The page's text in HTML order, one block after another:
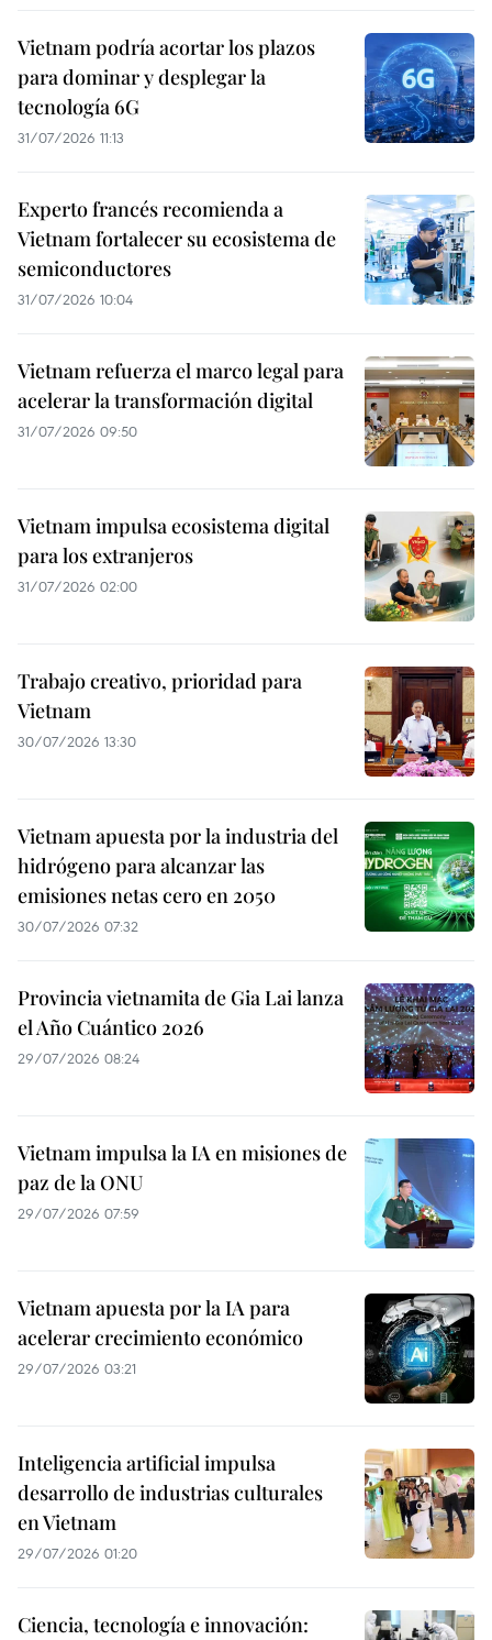
Vietnam podría acortar los plazos
para dominar y desplegar la
tecnología 6G
31/07/2026 11:13
Experto francés recomienda a
Vietnam fortalecer su ecosistema de
semiconductores
31/07/2026 10:04
Vietnam refuerza el marco legal para
acelerar la transformación digital
31/07/2026 09:50
Vietnam impulsa ecosistema digital
para los extranjeros
31/07/2026 02:00
Trabajo creativo, prioridad para
Vietnam
30/07/2026 13:30
Vietnam apuesta por la industria del
hidrógeno para alcanzar las
emisiones netas cero en 2050
30/07/2026 07:32
Provincia vietnamita de Gia Lai lanza
el Año Cuántico 2026
29/07/2026 08:24
Vietnam impulsa la IA en misiones de
paz de la ONU
29/07/2026 07:59
Vietnam apuesta por la IA para
acelerar crecimiento económico
29/07/2026 03:21
Inteligencia artificial impulsa
desarrollo de industrias culturales
en Vietnam
29/07/2026 01:20
Ciencia, tecnología e innovación: